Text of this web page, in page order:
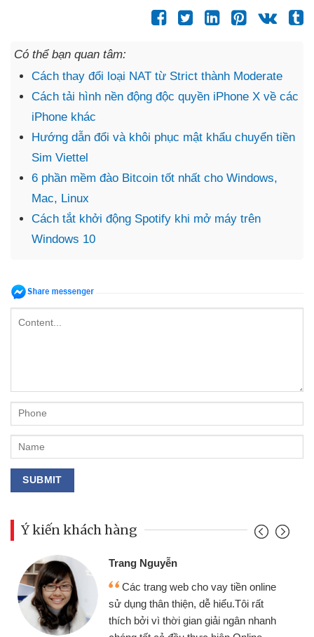
Có thể bạn quan tâm:
Cách thay đổi loại NAT từ Strict thành Moderate
Cách tải hình nền động độc quyền iPhone X về các
iPhone khác
Hướng dẫn đổi và khôi phục mật khẩu chuyển tiền
Sim Viettel
6 phần mềm đào Bitcoin tốt nhất cho Windows,
Mac, Linux
Cách tắt khởi động Spotify khi mở máy trên
Windows 10
Ý kiến khách hàng
Đoàn Hữu Cảnh
Mình cần tiền gấp nên định cầm cố
chiếc xe wave nhưng thật may đã có
gói vay tiền bằng CMND online không
cần gặp mặt nên rất tiện lợi, sẽ giới